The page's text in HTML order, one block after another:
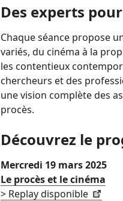
Des experts
Chaque séance propose
variés, du cinéma à la
les contentieux
chercheurs et des
une vision complète des
procès.
Découvrez le
Mercredi 19 mars 2025
Le procès et le cinéma
> Replay disponible